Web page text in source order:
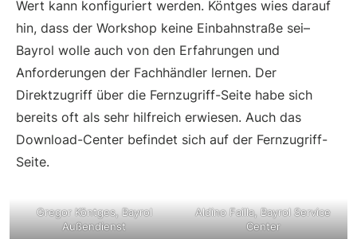
Wert kann konfiguriert werden. Köntges wies darauf
hin, dass der Workshop keine Einbahnstraße sei–
Bayrol wolle auch von den Erfahrungen und
Anforderungen der Fachhändler lernen. Der
Direktzugriff über die Fernzugriff-Seite habe sich
bereits oft als sehr hilfreich erwiesen. Auch das
Download-Center befindet sich auf der Fernzugriff-
Seite.
Gregor Köntges, Bayrol
Außendienst
Aldino Failla, Bayrol Service
Center